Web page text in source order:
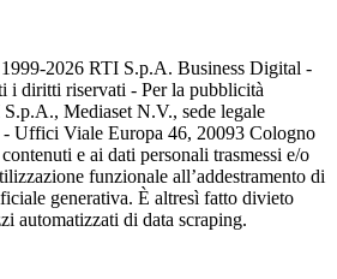
2026 RTI S.p.A. Business Digital -
i diritti riservati - Per la pubblicità
Mediaset N.V., sede legale
- Uffici Viale Europa 46, 20093 Cologno
e ai dati personali trasmessi e/o
funzionale all’addestramento di
generativa. È altresì fatto divieto
automatizzati di data scraping.